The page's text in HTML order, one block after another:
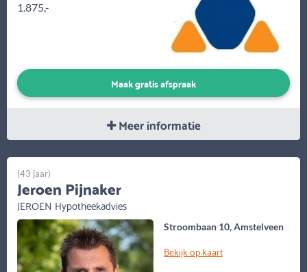
1.875,-
Maak gratis afspraak
Meer informatie
Stroombaan 10, Amstelveen
Bekijk op kaart
(43 jaar)
Jeroen Pijnaker
JEROEN Hypotheekadvies